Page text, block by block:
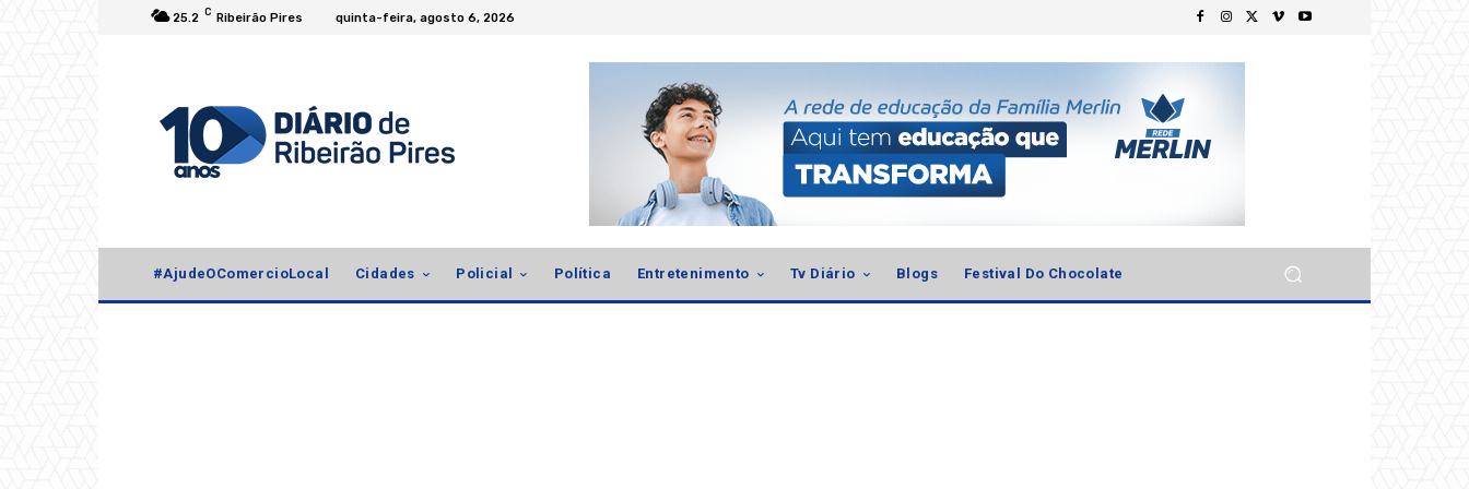
25.2 C Ribeirão Pires quinta-feira, agosto 6, 2026
#AjudeOComercioLocal Cidades Policial Política Entretenimento Tv Diário Blogs Festival Do Chocolate